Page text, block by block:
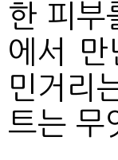
한 피부
에서 만
민거리
트는 무